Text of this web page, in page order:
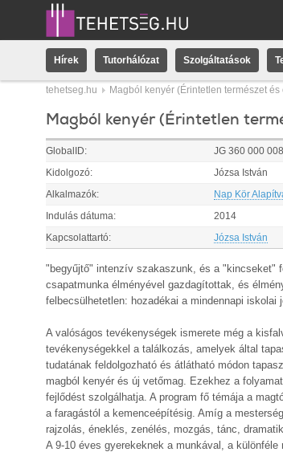
Hírek Tutorhálózat Szolgáltatások
tehetseg.hu Magból kenyér (Érintetlen természet
Magból kenyér (Érintetlen
GlobalID: JG 360 000 008
Kidolgozó: Józsa István
Alkalmazók: Nap Kör
Indulás dátuma: 2014
Kapcsolattartó: Józsa István
"begyűjtő" intenzív szakaszunk, és a "kincseket"
csapatmunka élményével gazdagítottak, és
felbecsülhetetlen: hozadékai a mindennapi
A valóságos tevékenységek ismerete még a
tevékenységekkel a találkozás, amelyek által
tudatának feldolgozható és átlátható módon
magból kenyér és új vetőmag. Ezekhez a
fejlődést szolgálhatja. A program fő témája a
a faragástól a kemenceépítésig. Amíg a
rajzolás, éneklés, zenélés, mozgás, tánc,
A 9-10 éves gyerekeknek a munkával, a